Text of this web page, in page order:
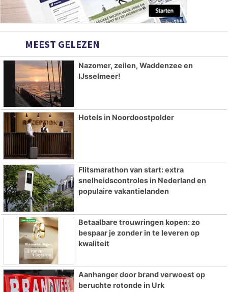
MEEST GELEZEN
Nazomer, zeilen, Waddenzee en
IJsselmeer!
Hotels in Noordoostpolder
Flitsmarathon van start: extra
snelheidscontroles in Nederland en
populaire vakantielanden
Betaalbare trouwringen kopen: zo
bespaar je zonder in te leveren op
kwaliteit
Aanhanger door brand verwoest op
beruchte rotonde in Urk